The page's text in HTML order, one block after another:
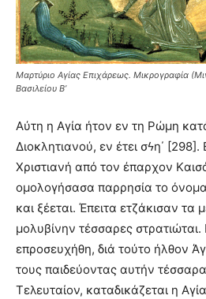
Μαρτύριο Αγίας Επιχάρεως. Μικρογραφία
Βασιλείου Β’
Aύτη η Aγία ήτον εν τη Pώμη
Διοκλητιανού, εν έτει σϟη΄
Xριστιανή από τον έπαρχον
ομολογήσασα παρρησία το
και ξέεται. Έπειτα ετζάκισαν
μολυβίνην τέσσαρες στρατιώται.
επροσευχήθη, διά τούτο ήλθον
τους παιδεύοντας αυτήν
Tελευταίον, καταδικάζεται η